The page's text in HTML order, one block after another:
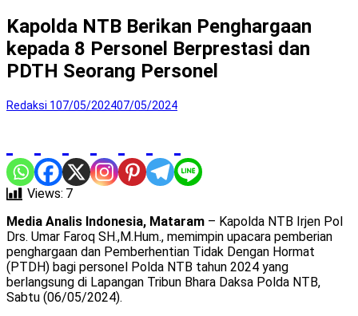
Kapolda NTB Berikan Penghargaan
kepada 8 Personel Berprestasi dan
PDTH Seorang Personel
Redaksi 107/05/202407/05/2024
Views: 7
Media Analis Indonesia, Mataram – Kapolda NTB Irjen Pol
Drs. Umar Faroq SH.,M.Hum., memimpin upacara pemberian
penghargaan dan Pemberhentian Tidak Dengan Hormat
(PTDH) bagi personel Polda NTB tahun 2024 yang
berlangsung di Lapangan Tribun Bhara Daksa Polda NTB,
Sabtu (06/05/2024).